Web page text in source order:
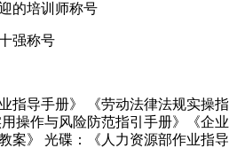
的培训师称号
强称号
指导手册》 《劳动法律法规实操指
操作与风险防范指引手册》《企业
案》 光碟：《人力资源部作业指导